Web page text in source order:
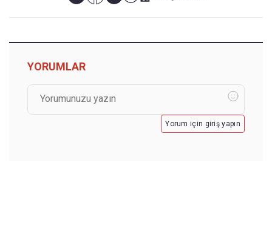
YORUMLAR
Yorum için giriş yapın